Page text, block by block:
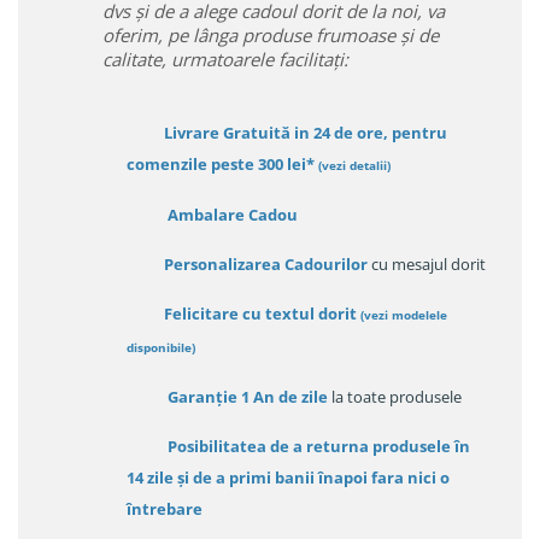
dvs și de a alege cadoul dorit de la noi, va
oferim, pe lânga produse frumoase și de
calitate, urmatoarele facilitați:
Livrare Gratuită in 24 de ore, pentru
comenzile peste 300 lei* (vezi detalii)
Ambalare Cadou
Personalizarea Cadourilorcu mesajul dorit
Felicitare cu textul dorit (vezi modelele
disponibile)
Garanție 1 An de zile la toate produsele
Posibilitatea de a returna produsele în
14 zileși de a primi banii înapoi fara nici o
întrebare